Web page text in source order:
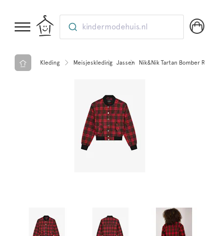
kindermodehuis.nl
Kleding Meisjeskleding Jassen Nik&Nik Tartan Bomber Ruby